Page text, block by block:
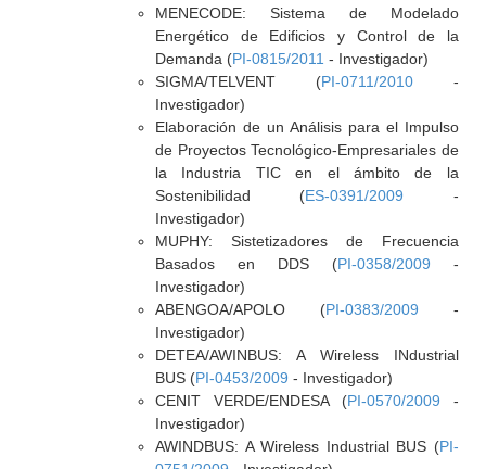
MENECODE: Sistema de Modelado
Energético de Edificios y Control de la
Demanda (PI-0815/2011 - Investigador)
SIGMA/TELVENT (PI-0711/2010-
Investigador)
Elaboración de un Análisis para el Impulso
de Proyectos Tecnológico-Empresariales de
la Industria TIC en el ámbito de la
Sostenibilidad (ES-0391/2009 -
Investigador)
MUPHY: Sistetizadores de Frecuencia
Basados en DDS (PI-0358/2009 -
Investigador)
ABENGOA/APOLO (PI-0383/2009 -
Investigador)
DETEA/AWINBUS: A Wireless INdustrial
BUS (PI-0453/2009 - Investigador)
CENIT VERDE/ENDESA (PI-0570/2009 -
Investigador)
AWINDBUS: A Wireless Industrial BUS (PI-